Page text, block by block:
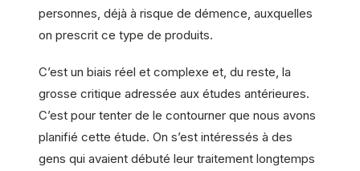
personnes, déjà à risque de démence, auxquelles
on prescrit ce type de produits.
C’est un biais réel et complexe et, du reste, la
grosse critique adressée aux études antérieures.
C’est pour tenter de le contourner que nous avons
planifié cette étude. On s’est intéressés à des
gens qui avaient débuté leur traitement longtemps